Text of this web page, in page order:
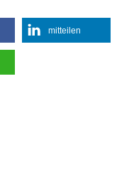
mitteilen